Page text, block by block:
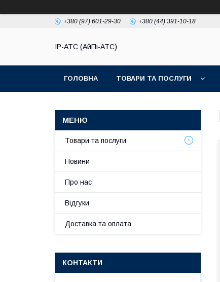
+380 (97) 601-29-30 +380 (44) 391-10-18
IP-АТС (АйПі-АТС)
ГОЛОВНА ТОВАРИ ТА ПОСЛУГИ
Товари та послуги
Новини
Про нас
Відгуки
Доставка та оплата
КОНТАКТИ